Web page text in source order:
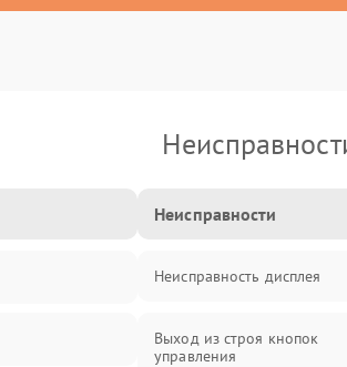
Неисправности
Неисправность дисплея
Выход из строя кнопок
управления